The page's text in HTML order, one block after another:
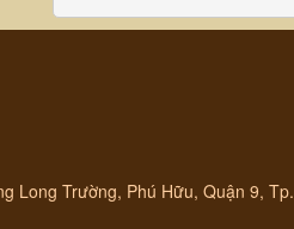
Long Trường, Phú Hữu, Quận 9, Tp.